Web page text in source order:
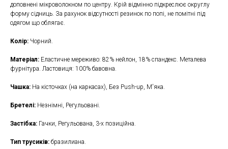
доповнені мікроволокном по центру. Крій відмінно підкреслює округлу
форму сідниць. За рахунок відсутності резинок по попі, не помітні під
одягом що облягає.
Колір: Чорний.
Матеріал: Еластичне мереживо: 82% нейлон, 18% спандекс. Металева
фурнітура. Ластовиця: 100% бавовна.
Чашка: На кісточках (на каркасах), Без Push-up, М'яка.
Бретелі: Незнімні, Регульовані.
Застібка: Гачки, Регульована, 3-x позиційна.
Тип трусиків: бразилиана.